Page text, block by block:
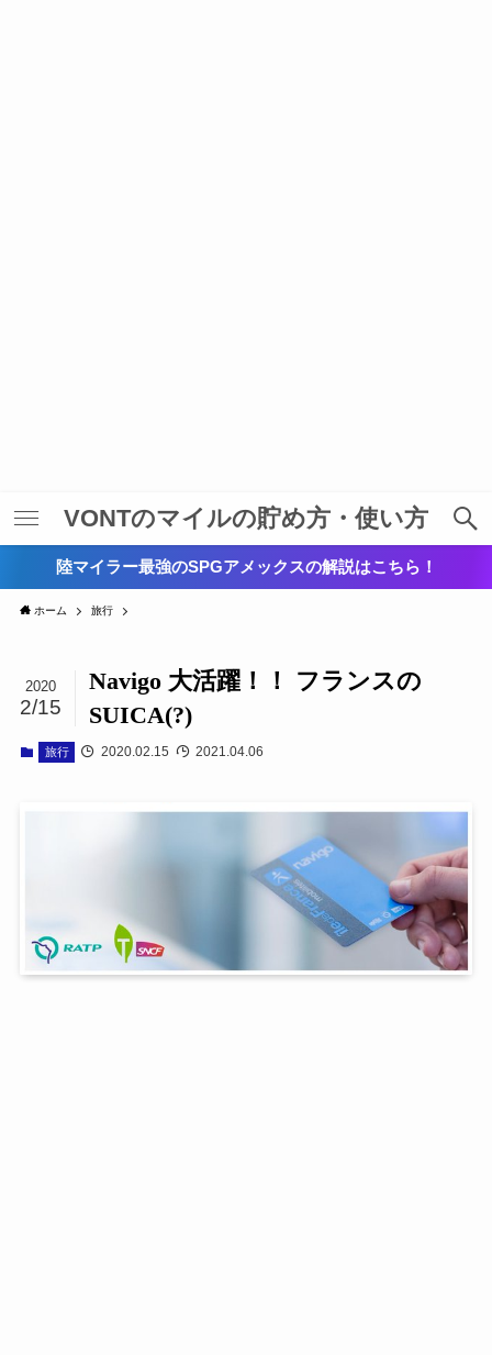
VONTのマイルの貯め方・使い方
陸マイラー最強のSPGアメックスの解説はこちら！
ホーム 旅行
Navigo 大活躍！！ フランスの
SUICA(?)
2020
2/15
旅行 2020.02.15 2021.04.06